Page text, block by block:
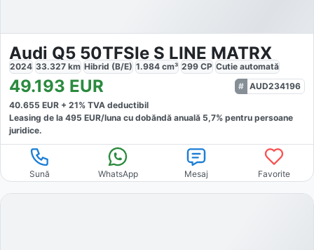
Audi Q5 50TFSIe S LINE MATRX
2024 33.327 km Hibrid (B/E) 1.984 cm³ 299 CP Cutie automată
49.193 EUR
AUD234196
40.655 EUR + 21% TVA deductibil
Leasing de la 495 EUR/luna cu dobăndă anuală 5,7% pentru persoane
juridice.
Sună WhatsApp Mesaj Favorite